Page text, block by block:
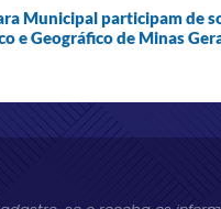
Municipal participam de
e Geográfico de Minas